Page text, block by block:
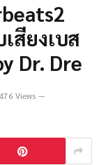
สียงเบส
Dr. Dre
Views